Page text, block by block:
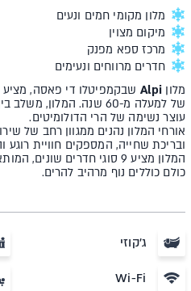
מלון מקומי חמים ונעים
מיקום מצוין
מרכז ספא מפנק
חדרים מרווחים ונעימים
מלון Alpi שבקמפיטלו די פאסה,
של למעלה מ-60 שנה. המלון,
עוצר נשימה של הרי הדולומיטים.
אורחי המלון נהנים ממגוון רחב של
ובריכת שחייה, המספקים חוויית
המלון מציע 9 סוגי חדרים
כולם כוללים נוף מרהיב להרים.
ג'קוזי
Wi-Fi